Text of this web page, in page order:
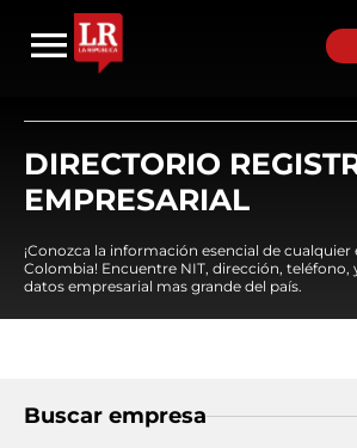
DIRECTORIO
EMPRESARIAL
¡Conozca la información esencial de cualquier
Colombia! Encuentre NIT, dirección, teléfono,
datos empresarial mas grande del país.
Buscar empresa